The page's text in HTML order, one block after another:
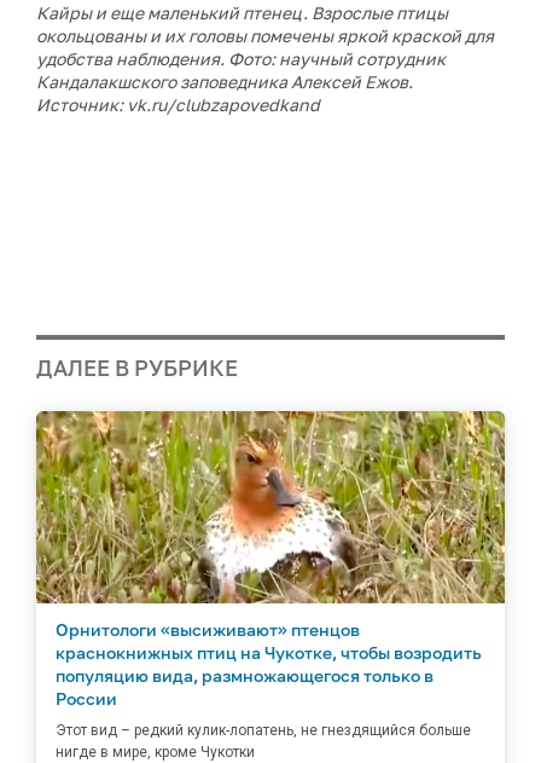
Кайры и еще маленький птенец. Взрослые птицы
окольцованы и их головы помечены яркой краской для
удобства наблюдения. Фото: научный сотрудник
Кандалакшского заповедника Алексей Ежов.
Источник: vk.ru/clubzapovedkand
ДАЛЕЕ В РУБРИКЕ
Орнитологи «высиживают» птенцов
краснокнижных птиц на Чукотке, чтобы возродить
популяцию вида, размножающегося только в
России
Этот вид – редкий кулик-лопатень, не гнездящийся больше
нигде в мире, кроме Чукотки